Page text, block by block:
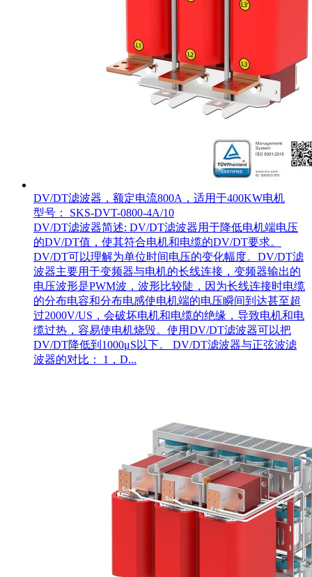
DV/DT滤波器，额定电流800A，适用于400KW电机
型号： SKS-DVT-0800-4A/10
DV/DT滤波器简述: DV/DT滤波器用于降低电机端电压
的DV/DT值，使其符合电机和电缆的DV/DT要求。
DV/DT可以理解为单位时间电压的变化幅度。DV/DT滤
波器主要用于变频器与电机的长线连接，变频器输出的
电压波形是PWM波，波形比较陡，因为长线连接时电缆
的分布电容和分布电感使电机端的电压瞬间到达甚至超
过2000V/US，会破坏电机和电缆的绝缘，导致电机和电
缆过热，容易使电机烧毁。使用DV/DT滤波器可以把
DV/DT降低到1000μS以下。 DV/DT滤波器与正弦波滤
波器的对比： 1，D...